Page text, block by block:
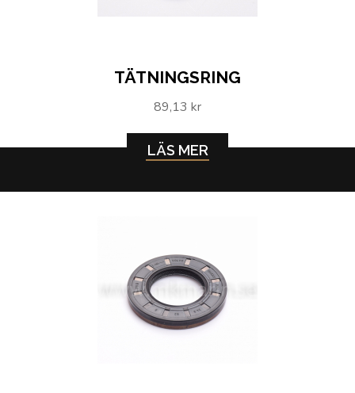
TÄTNINGSRING
89,13 kr
LÄS MER